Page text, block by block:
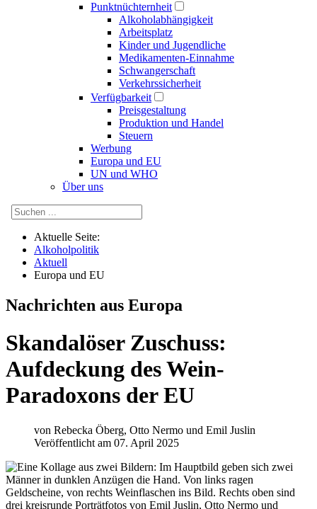
Punktnüchternheit
Alkoholabhängigkeit
Arbeitsplatz
Kinder und Jugendliche
Medikamenten-Einnahme
Schwangerschaft
Verkehrssicherheit
Verfügbarkeit
Preisgestaltung
Produktion und Handel
Steuern
Werbung
Europa und EU
UN und WHO
Über uns
Aktuelle Seite:
Alkoholpolitik
Aktuell
Europa und EU
Nachrichten aus Europa
Skandalöser Zuschuss:
Aufdeckung des Wein-
Paradoxons der EU
von Rebecka Öberg, Otto Nermo und Emil Juslin
Veröffentlicht am 07. April 2025